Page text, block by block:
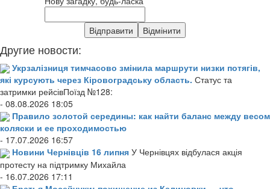
Другие новости:
Укрзалізниця тимчасово змінила маршрути низки потягів,
які курсують через Кіровоградську область. Статус та
затримки рейсівПоїзд №128:
- 08.08.2026 18:05
Правило золотой середины: как найти баланс между весом
коляски и ее проходимостью
- 17.07.2026 16:57
Новини Чернівців 16 липня У Чернівцях відбулася акція
протесту на підтримку Михайла
- 16.07.2026 17:11